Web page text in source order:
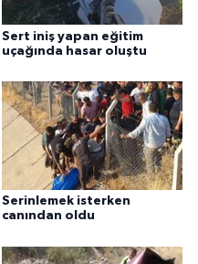
Sert iniş yapan eğitim
uçağında hasar oluştu
Serinlemek isterken
canından oldu